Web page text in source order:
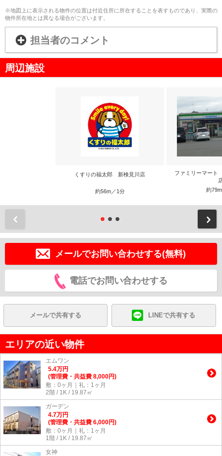
※地図上に表示される物件の位置は付近住所に所在することを表すものであり、実際の
物件所在地とは異なる場合がございます。
担当者のコメント
周辺施設
くすりの福太郎 新検見川店
約56m／1分
ファミリーマー
約
メールでお問い合わせする(無料)
電話でお問い合わせする
メールで共有する LINEで共有する
エリアの近い物件
エムワン
5.4万円
(管理費・共益費 8,000円)
敷：0ヶ月｜礼：1ヶ月
2階 / 1K / 19.87㎡
ガーデン
4.7万円
(管理費・共益費 6,000円)
敷：0ヶ月｜礼：1ヶ月
1階 / 1K / 19.87㎡
女神